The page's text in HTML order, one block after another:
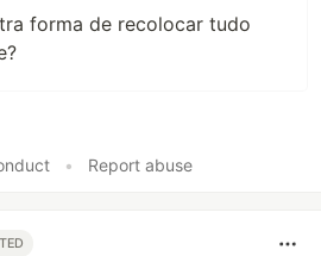
forma de recolocar tudo
• Report abuse